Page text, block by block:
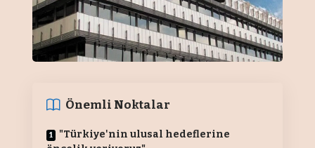
Önemli Noktalar
"Türkiye'nin ulusal hedeflerine